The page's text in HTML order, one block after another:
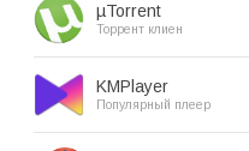
µTorrent
Торрент клиен
KMPlayer
Популярный плеер